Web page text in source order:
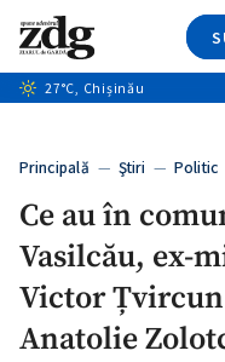
+6
Caută
27°C, Chișinău
Principală — Ştiri — Politic
Ce au în
Vasilcău, ex-
Victor
Anatolie